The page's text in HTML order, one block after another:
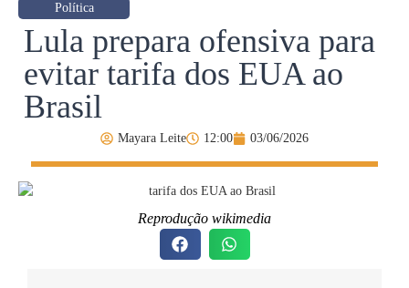
Política
Lula prepara ofensiva para
evitar tarifa dos EUA ao
Brasil
Mayara Leite 12:00 03/06/2026
Reprodução wikimedia